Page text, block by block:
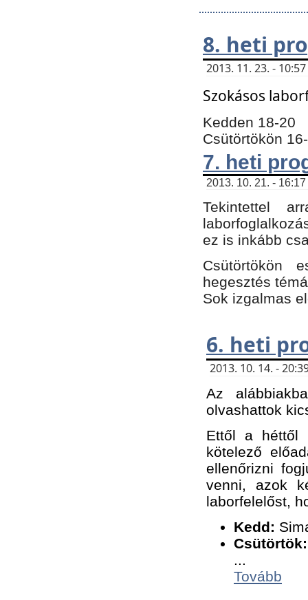
8. heti
2013. 11. 23. -
Szokásos
Kedden 18-20
Csütörtökön
7. heti
2013. 10. 21. -
Tekintettel
ez is inkább
Csütörtökön
hegesztés
Sok izgalmas
6. heti
2013. 10. 14. -
Az
olvashattok
Ettől a héttől
kötelező
ellenőrizni
venni, azok
laborfelelőst,
Kedd:
Csütörtök:
...
Tovább